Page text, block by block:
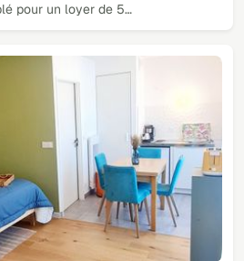
pour un loyer de 5…